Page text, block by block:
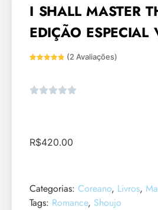
I SHALL MASTER
EDIÇÃO
baseado
em
(2 Avaliações)
R$420.00
Categorias: Coreano, Livros,
Tags: Romance, Shoujo